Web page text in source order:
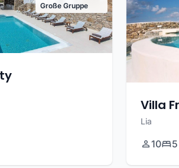
Große Gruppe
Villa
Lia
10 5